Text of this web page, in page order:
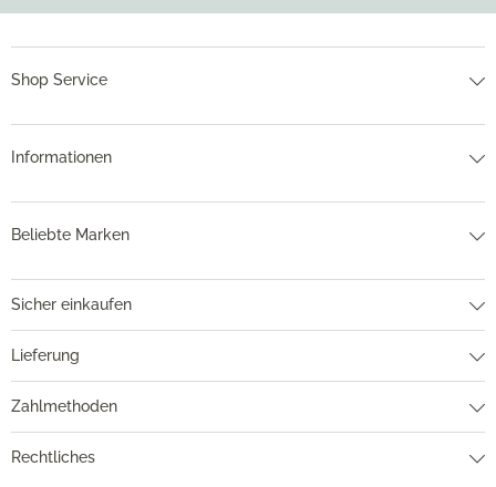
Shop Service
Informationen
Beliebte Marken
Sicher einkaufen
Lieferung
Zahlmethoden
Rechtliches